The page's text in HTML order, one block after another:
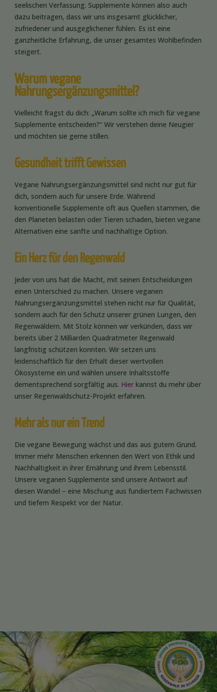
seelischen Verfassung. Supplemente können also auch
dazu beitragen, dass wir uns insgesamt glücklicher,
zufriedener und ausgeglichener fühlen. Es ist eine
ganzheitliche Erfahrung, die unser gesamtes Wohlbefinden
steigert.
Warum vegane
Nahrungsergänzungsmittel?
Vielleicht fragst du dich: „Warum sollte ich mich für vegane
Supplemente entscheiden?“ Wir verstehen deine Neugier
und möchten sie gerne stillen.
Gesundheit trifft Gewissen
Vegane Nahrungsergänzungsmittel sind nicht nur gut für
dich, sondern auch für unsere Erde. Während
konventionelle Supplemente oft aus Quellen stammen, die
den Planeten belasten oder Tieren schaden, bieten vegane
Alternativen eine sanfte und nachhaltige Option.
Ein Herz für den Regenwald
Jeder von uns hat die Macht, mit seinen Entscheidungen
einen Unterschied zu machen. Unsere veganen
Nahrungsergänzungsmittel stehen nicht nur für Qualität,
sondern auch für den Schutz unserer grünen Lungen, den
Regenwäldern. Mit Stolz können wir verkünden, dass wir
bereits über 2 Milliarden Quadratmeter Regenwald
langfristig schützen konnten. Wir setzen uns
leidenschaftlich für den Erhalt dieser wertvollen
Ökosysteme ein und wählen unsere Inhaltsstoffe
dementsprechend sorgfältig aus. Hier kannst du mehr über
unser Regenwaldschutz-Projekt erfahren.
Mehr als nur ein Trend
Die vegane Bewegung wächst und das aus gutem Grund.
Immer mehr Menschen erkennen den Wert von Ethik und
Nachhaltigkeit in ihrer Ernährung und ihrem Lebensstil.
Unsere veganen Supplemente sind unsere Antwort auf
diesen Wandel – eine Mischung aus fundiertem Fachwissen
und tiefem Respekt vor der Natur.